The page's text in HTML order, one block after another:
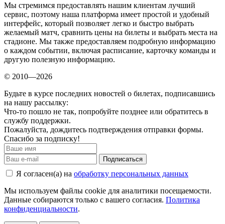
Мы стремимся предоставлять нашим клиентам лучший
сервис, поэтому наша платформа имеет простой и удобный
интерфейс, который позволяет легко и быстро выбрать
желаемый матч, сравнить цены на билеты и выбрать места на
стадионе. Мы также предоставляем подробную информацию
о каждом событии, включая расписание, карточку команды и
другую полезную информацию.
© 2010—2026
Будьте в курсе последних новостей о билетах, подписавшись
на нашу рассылку:
Что-то пошло не так, попробуйте позднее или обратитесь в
службу поддержки.
Пожалуйста, дождитесь подтверждения отправки формы.
Спасибо за подписку!
Подписаться
Я согласен(а) на обработку персональных данных
Мы используем файлы cookie для аналитики посещаемости.
Данные собираются только с вашего согласия. Политика
конфиденциальности.